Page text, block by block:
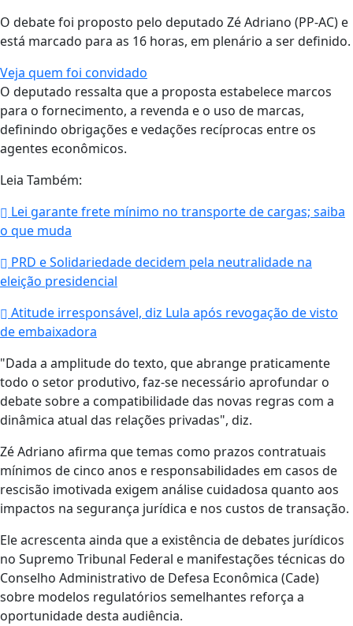
O debate foi proposto pelo deputado Zé Adriano (PP-AC) e
está marcado para as 16 horas, em plenário a ser definido.
Veja quem foi convidado
O deputado ressalta que a proposta estabelece marcos
para o fornecimento, a revenda e o uso de marcas,
definindo obrigações e vedações recíprocas entre os
agentes econômicos.
Leia Também:
Lei garante frete mínimo no transporte de cargas; saiba
o que muda
PRD e Solidariedade decidem pela neutralidade na
eleição presidencial
Atitude irresponsável, diz Lula após revogação de visto
de embaixadora
"Dada a amplitude do texto, que abrange praticamente
todo o setor produtivo, faz-se necessário aprofundar o
debate sobre a compatibilidade das novas regras com a
dinâmica atual das relações privadas", diz.
Zé Adriano afirma que temas como prazos contratuais
mínimos de cinco anos e responsabilidades em casos de
rescisão imotivada exigem análise cuidadosa quanto aos
impactos na segurança jurídica e nos custos de transação.
Ele acrescenta ainda que a existência de debates jurídicos
no Supremo Tribunal Federal e manifestações técnicas do
Conselho Administrativo de Defesa Econômica (Cade)
sobre modelos regulatórios semelhantes reforça a
oportunidade desta audiência.